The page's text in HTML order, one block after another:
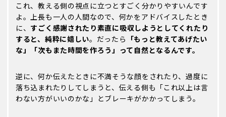
これ、教える側の視点に立つとすごく分かりやすいんです
よ。上長も一人の人間なので、何かをアドバイスしたとき
に、 すごく感謝されたり素直に吸収しようとしてくれたり
すると、純粋に嬉しい。だったら 「もっと教えてあげたい
な」「次もまた時間を作ろう」って自然となるんです。
逆に、何か伝えたときに不満そうな顔をされたり、過度に
落ち込まれたりしてしまうと、伝える側も「これ以上は言
わない方がいいのかな」とブレーキがかかってしまう。